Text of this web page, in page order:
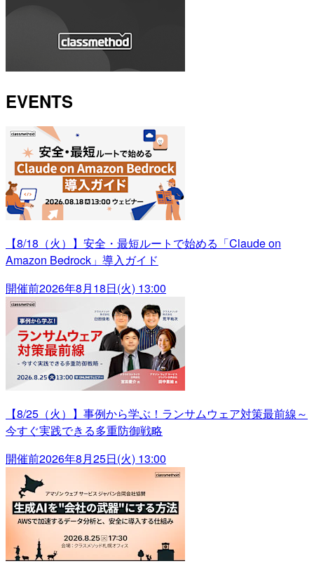
EVENTS
【8/18（火）】安全・最短ルートで始める「Claude on
Amazon Bedrock」導入ガイド
開催前2026年8月18日(火) 13:00
【8/25（火）】事例から学ぶ！ランサムウェア対策最前線～
今すぐ実践できる多重防御戦略
開催前2026年8月25日(火) 13:00